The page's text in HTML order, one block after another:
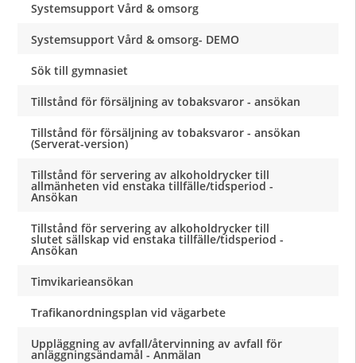
Systemsupport Vård & omsorg
Systemsupport Vård & omsorg- DEMO
Sök till gymnasiet
Tillstånd för försäljning av tobaksvaror - ansökan
Tillstånd för försäljning av tobaksvaror - ansökan
(Serverat-version)
Tillstånd för servering av alkoholdrycker till
allmänheten vid enstaka tillfälle/tidsperiod -
Ansökan
Tillstånd för servering av alkoholdrycker till
slutet sällskap vid enstaka tillfälle/tidsperiod -
Ansökan
Timvikarieansökan
Trafikanordningsplan vid vägarbete
Uppläggning av avfall/återvinning av avfall för
anläggningsändamål - Anmälan